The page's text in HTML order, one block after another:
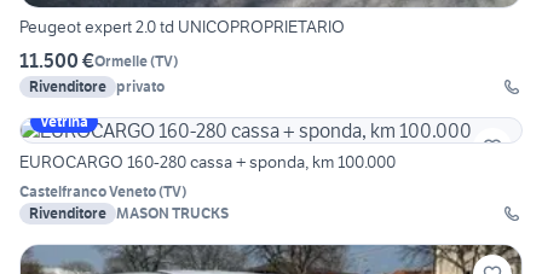
Peugeot expert 2.0 td UNICOPROPRIETARIO
11.500 €Ormelle(TV)
Rivenditore privato
Vetrina
EUROCARGO 160-280 cassa + sponda, km 100.000
Castelfranco Veneto(TV)
Rivenditore MASON TRUCKS